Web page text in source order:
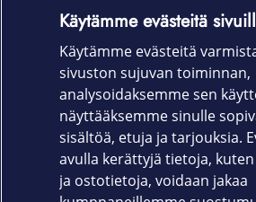
suojalasi on valmistettu
Näytönsuojan käsitelty pinta
pitää näytön puhtaana.
Tuotekoodi
62983
Käytämme evästeitä
Käytämme evästeitä
sivuston sujuvan toiminnan,
analysoidaksemme sen
näyttääksemme sinulle
sisältöä, etuja ja tarjouksia.
avulla kerättyjä tietoja,
ja ostotietoja, voidaan jakaa